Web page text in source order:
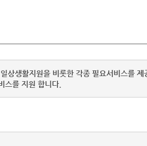
상생활지원을 비롯한 각종 필요서비스를 제
스를 지원 합니다.